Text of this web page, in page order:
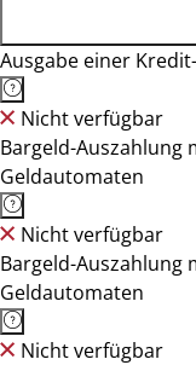
Ausgabe einer
Nicht verfügbar
Bargeld-Auszahlung
Geldautomaten
Nicht verfügbar
Bargeld-Auszahlung
Geldautomaten
Nicht verfügbar